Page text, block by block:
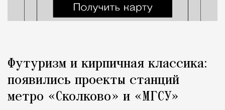
Футуризм и кирпичная классика:
появились проекты станций
метро «Сколково» и «МГСУ»